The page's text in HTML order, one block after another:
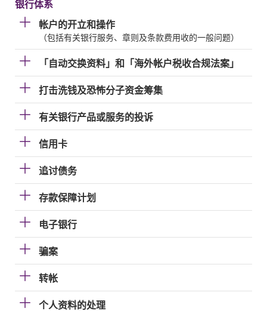
银行体系
帐户的开立和操作
（包括有关银行服务、章则及条款费用收的一般问题）
「自动交换资料」和「海外帐户税收合规法案」
打击洗钱及恐怖分子资金筹集
有关银行产品或服务的投诉
信用卡
追讨债务
存款保障计划
电子银行
骗案
转帐
个人资料的处理